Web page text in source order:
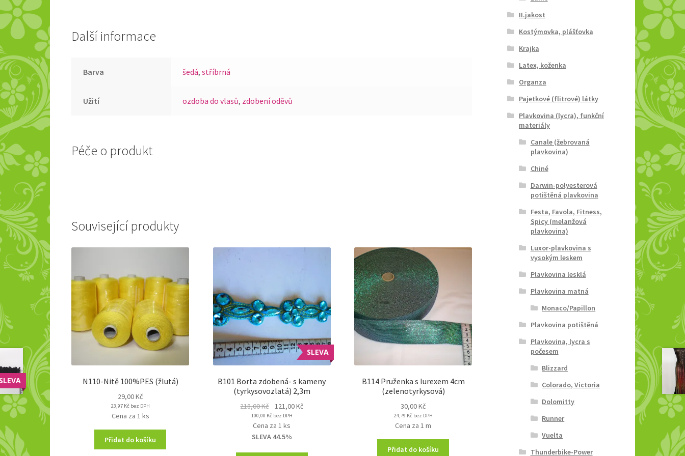
Další informace
Barva šedá, stříbrná
Užití ozdoba do vlasů, zdobení oděvů
Péče o produkt
Související produkty
N110-Nitě 100%PES (žlutá)
29,00Kč
23,97 Kčbez DPH
Cena za 1 ks
Přidat do košíku
SLEVA
B101 Borta zdobená- s kameny
(tyrkysovozlatá) 2,3m
218,00Kč
Original
price
was:
218,00 Kč.
121,00KčCurrent
100,00 Kčbez DPH
Cena za 1 ks
SLEVA 44.5%
B114 Pruženka s lurexem 4cm
(zelenotyrkysová)
30,00Kč
24,79 Kčbez DPH
Cena za 1 m
Přidat do košíku
II.jakost
Kostýmovka, plášťovka
Krajka
Latex, koženka
Organza
Pajetkové (flitrové) látky
Plavkovina (lycra), funkční
materiály
Canale (žebrovaná
plavkovina)
Chiné
Darwin-polyesterová
potištěná plavkovina
Festa, Favola, Fitness,
Spicy (melanžová
plavkovina)
Luxor-plavkovina s
vysokým leskem
Plavkovina lesklá
Plavkovina matná
Monaco/Papillon
Plavkovina potištěná
Plavkovina, lycra s
počesem
Blizzard
Colorado, Victoria
Dolomitty
Runner
Vuelta
Thunderbike-Power